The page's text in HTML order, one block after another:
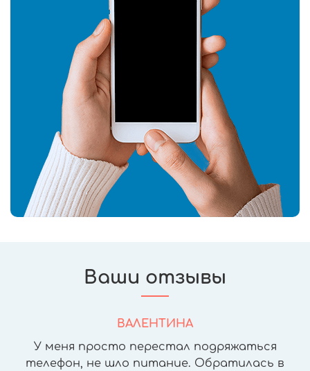
Ваши отзывы
ВАЛЕНТИНА
У меня просто перестал подряжаться
телефон, не шло питание. Обратилась в